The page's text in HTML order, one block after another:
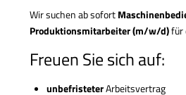
Wir suchen ab sofort
Produktionsmitarbeiter (m/w/d)für
Freuen Sie sich auf:
unbefristeterArbeitsvertrag